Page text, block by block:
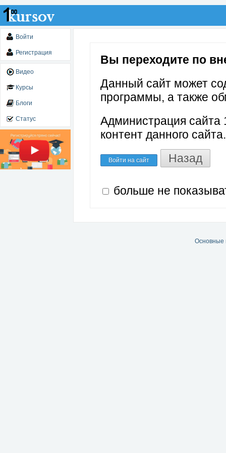
Войти
Регистрация
Видео
Курсы
Блоги
Статус
Вы переходите по
Данный сайт может
программы, а также
Администрация сайта
контент данного сайта.
Войти на сайт Назад
больше не
Основные